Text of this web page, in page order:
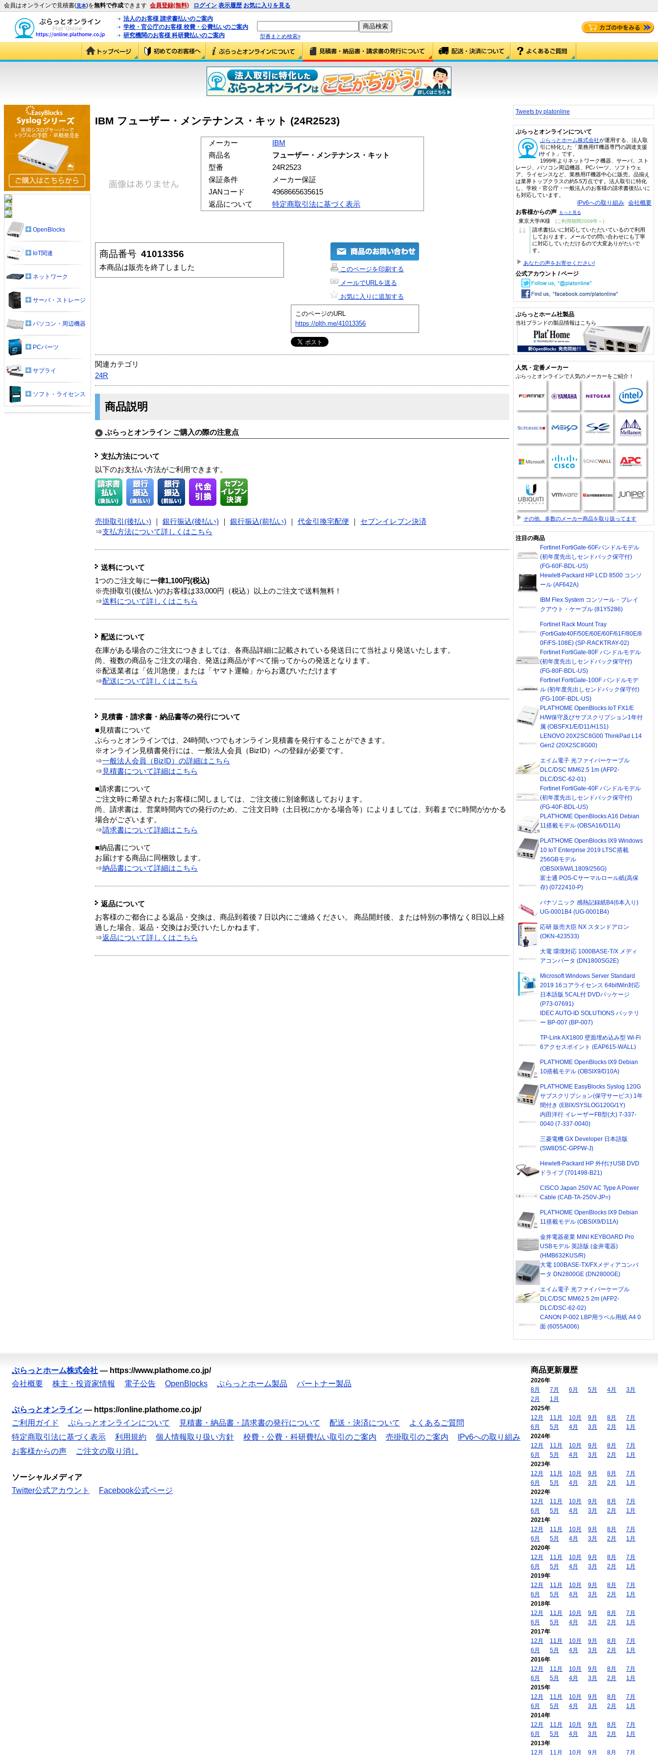
会員はオンラインで見積書(見本)を無料で作成できます 会員登録(無料) ログイン 表示履歴 お気に入りを見る
法人のお客様 請求書払いのご案内
学校・官公庁のお客様 校費・公費払いのご案内
研究機関のお客様 科研費払いのご案内
型番まとめ検索»
IBM フューザー・メンテナンス・キット (24R2523)
メーカー
IBM
商品名
フューザー・メンテナンス・キット
型番
24R2523
保証条件
メーカー保証
JANコード
4968665635615
返品について
特定商取引法に基づく表示
商品番号 41013356
本商品は販売を終了しました
このページを印刷する
メールでURLを送る
お気に入りに追加する
このページのURL
https://plth.me/41013356
関連カテゴリ
24R
商品説明
ぷらっとオンライン ご購入の際の注意点
支払方法について
以下のお支払い方法がご利用できます。
売掛取引(後払い) 銀行振込(後払い) 銀行振込(前払い) 代金引換宅配便
セブンイレブン決済
⇒支払方法について詳しくはこちら
送料について
1つのご注文毎に一律1,100円(税込)
※売掛取引(後払い)のお客様は33,000円（税込）以上のご注文で送料無料！
⇒送料について詳しくはこちら
配送について
在庫がある場合のご注文につきましては、各商品詳細に記載されている発送日にて当社より発送いたします。
尚、複数の商品をご注文の場合、発送は商品がすべて揃ってからの発送となります。
※配送業者は「佐川急便」または「ヤマト運輸」からお選びいただけます
⇒配送について詳しくはこちら
見積書・請求書・納品書等の発行について
■見積書について
ぷらっとオンラインでは、24時間いつでもオンライン見積書を発行することができます。
※オンライン見積書発行には、一般法人会員（BizID）への登録が必要です。
⇒一般法人会員（BizID）の詳細はこちら
⇒ 見積書について詳細はこちら
■請求書について
ご注文時に希望されたお客様に関しましては、ご注文後に別途郵送しております。
尚、請求書は、営業時間内での発行のため、ご注文日時（土日祝にかかる場合等）によりましては、到着までに時間がかかる
場合がございます。
⇒請求書について詳細はこちら
■納品書について
お届けする商品に同梱致します。
⇒納品書について詳細はこちら
返品について
お客様のご都合による返品・交換は、商品到着後７日以内にご連絡ください。 商品開封後、または特別の事情なく8日以上経
過した場合、返品・交換はお受けいたしかねます。
⇒返品について詳しくはこちら
OpenBlocks
IoT関連
ネットワーク
サーバ・ストレージ
パソコン・周辺機器
PCパーツ
サプライ
ソフト・ライセンス
Tweets by platonline
ぷらっとオンラインについて
ぷらっとホーム株式会社が運用する、法人取
引に特化した「業務用IT機器専門の調達支援
サイト」です。
1999年よりネットワーク機器、サーバ、スト
レージ、パソコン周辺機器、PCパーツ、ソフトウェ
ア、ライセンスなど、業務用IT機器中心に販売。品揃え
は業界トップクラスの約5.5万点です。法人取引に特化
し、学校・官公庁・一般法人のお客様の請求書後払いに
も対応しています。
IPv6への取り組み 会社概要
お客様からの声 もっと見る
東京大学/K様 (ご利用期間2009年～)
“
請求書払いに対応していただいているので利用
しております。メールでの問い合わせにも丁寧
に対応していただけるので大変ありがたいで
す。
あなたの声をお寄せください!
公式アカウント / ページ
ぷらっとホーム社製品
当社ブランドの製品情報はこちら
人気・定番メーカー
ぷらっとオンラインで人気のメーカーをご紹介！
その他、多数のメーカー商品を取り扱ってます
注目の商品
Fortinet FortiGate-60Fバンドルモデル
(初年度先出しセンドバック保守付)
(FG-60F-BDL-US)
Hewlett-Packard HP LCD 8500 コンソ
ール (AF642A)
IBM Flex System コンソール・ブレイ
クアウト・ケーブル (81Y5286)
Fortinet Rack Mount Tray
(FortiGate40F/50E/60E/60F/61F/80E/8
0F/FS-108E) (SP-RACKTRAY-02)
Fortinet FortiGate-80F バンドルモデル
(初年度先出しセンドバック保守付)
(FG-80F-BDL-US)
Fortinet FortiGate-100F バンドルモデ
ル (初年度先出しセンドバック保守付)
(FG-100F-BDL-US)
PLAT'HOME OpenBlocks IoT FX1/E
H/W保守及びサブスクリプション1年付
属 (OBSFX1/E/D11/H1S1)
LENOVO 20X2SC8G00 ThinkPad L14
Gen2 (20X2SC8G00)
エイム電子 光ファイバーケーブル
DLC/DSC MM62.5 1m (AFP2-
DLC/DSC-62-01)
Fortinet FortiGate-40F バンドルモデル
(初年度先出しセンドバック保守付)
(FG-40F-BDL-US)
PLAT'HOME OpenBlocks A16 Debian
11搭載モデル (OBSA16/D11A)
PLAT'HOME OpenBlocks IX9 Windows
10 IoT Enterprise 2019 LTSC搭載
256GBモデル
(OBSIX9/W/L1809/256G)
富士通 POS-Cサーマルロール紙(高保
存) (0722410-P)
パナソニック 感熱記録紙B4(6本入り)
UG-0001B4 (UG-0001B4)
応研 販売大臣 NX スタンドアロン
(OKN-423533)
大電 環境対応 1000BASE-T/X メディ
アコンバータ (DN1800SG2E)
Microsoft Windows Server Standard
2019 16コアライセンス 64bitWin対応
日本語版 5CAL付 DVDパッケージ
(P73-07691)
IDEC AUTO-ID SOLUTIONS バッテリ
ー BP-007 (BP-007)
TP-Link AX1800 壁面埋め込み型 Wi-Fi
6アクセスポイント (EAP615-WALL)
PLAT'HOME OpenBlocks IX9 Debian
10搭載モデル (OBSIX9/D10A)
PLAT'HOME EasyBlocks Syslog 120G
サブスクリプション(保守サービス) 1年
間付き (EBIX/SYSLOG120G/1Y)
内田洋行 イレーザーFB型(大) 7-337-
0040 (7-337-0040)
三菱電機 GX Developer 日本語版
(SW8D5C-GPPW-J)
Hewlett-Packard HP 外付けUSB DVD
ドライブ (701498-B21)
CISCO Japan 250V AC Type A Power
Cable (CAB-TA-250V-JP=)
PLAT'HOME OpenBlocks IX9 Debian
11搭載モデル (OBSIX9/D11A)
金井電器産業 MINI KEYBOARD Pro
USBモデル 英語版 (金井電器)
(HMB632KUS/R)
大電 100BASE-TX/FXメディアコンバ
ータ DN2800GE (DN2800GE)
エイム電子 光ファイバーケーブル
DLC/DSC MM62.5 2m (AFP2-
DLC/DSC-62-02)
CANON P-002 LBP用ラベル用紙 A4 0
面 (6055A006)
ぷらっとホーム株式会社 — https://www.plathome.co.jp/
会社概要
株主・投資家情報 電子公告 OpenBlocks ぷらっとホーム製品 パートナー製品
ぷらっとオンライン — https://online.plathome.co.jp/
ご利用ガイド
ぷらっとオンラインについて 見積書・納品書・請求書の発行について 配送・決済について
よくあるご質問
特定商取引法に基づく表示
利用規約 個人情報取り扱い方針 校費・公費・科研費払い取引のご案内 売掛取引のご案内
IPv6への取り組み
お客様からの声
ご注文の取り消し
ソーシャルメディア
Twitter公式アカウント
Facebook公式ページ
商品更新履歴
2026年
8月
7月 6月 5月 4月
3月
2月
1月
2025年
12月
11月 10月 9月 8月
7月
6月
5月 4月 3月 2月
1月
2024年
12月
11月 10月 9月 8月
7月
6月
5月 4月 3月 2月
1月
2023年
12月
11月 10月 9月 8月
7月
6月
5月 4月 3月 2月
1月
2022年
12月
11月 10月 9月 8月
7月
6月
5月 4月 3月 2月
1月
2021年
12月
11月 10月 9月 8月
7月
6月
5月 4月 3月 2月
1月
2020年
12月
11月 10月 9月 8月
7月
6月
5月 4月 3月 2月
1月
2019年
12月
11月 10月 9月 8月
7月
6月
5月 4月 3月 2月
1月
2018年
12月
11月 10月 9月 8月
7月
6月
5月 4月 3月 2月
1月
2017年
12月
11月 10月 9月 8月
7月
6月
5月 4月 3月 2月
1月
2016年
12月
11月 10月 9月 8月
7月
6月
5月 4月 3月 2月
1月
2015年
12月
11月 10月 9月 8月
7月
6月
5月 4月 3月 2月
1月
2014年
12月
11月 10月 9月 8月
7月
6月
5月 4月 3月 2月
1月
2013年
12月
11月 10月 9月 8月 7月